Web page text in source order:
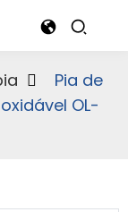
Pia de
OL-